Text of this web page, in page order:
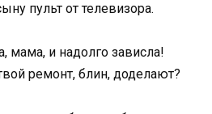
пульт от телевизора.
мама, и надолго зависла!
ремонт, блин, доделают?